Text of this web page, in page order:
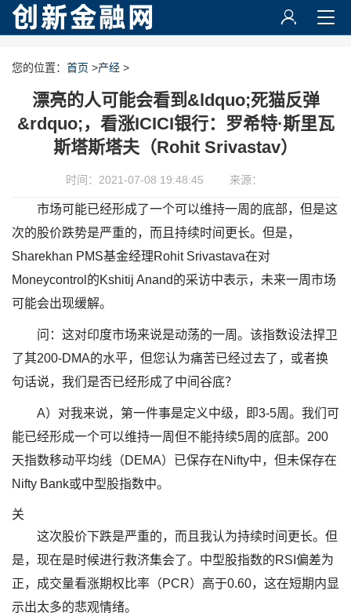
您的位置： 首页 >产经 >
漂亮的人可能会看到&ldquo;死猫反弹
&rdquo;，看涨ICICI银行：罗希特·斯里瓦
斯塔斯塔夫（Rohit Srivastav）
时间：2021-07-08 19:48:45 来源：
市场可能已经形成了一个可以维持一周的底部，但是这
次的股价跌势是严重的，而且持续时间更长。但是，
Sharekhan PMS基金经理Rohit Srivastava在对
Moneycontrol的Kshitij Anand的采访中表示，未来一周市场
可能会出现缓解。
问：这对印度市场来说是动荡的一周。该指数设法捍卫
了其200-DMA的水平，但您认为痛苦已经过去了，或者换
句话说，我们是否已经形成了中间谷底？
A）对我来说，第一件事是定义中级，即3-5周。我们可
能已经形成一个可以维持一周但不能持续5周的底部。200
天指数移动平均线（DEMA）已保存在Nifty中，但未保存在
Nifty Bank或​​中型股指数中。
关
这次股价下跌是严重的，而且我认为持续时间更长。但
是，现在是时候进行救济集会了。中型股指数的RSI偏差为
正，成交量看涨期权比率（PCR）高于0.60，这在短期内显
示出太多的悲观情绪。